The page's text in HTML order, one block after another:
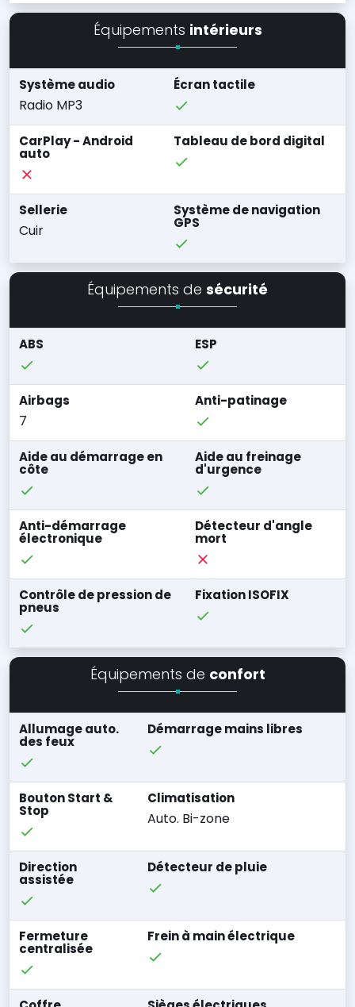
Équipements intérieurs
Système audio
Radio MP3
Écran tactile
CarPlay - Android
auto
Tableau de bord digital
Sellerie
Cuir
Système de navigation
GPS
Équipements de sécurité
ABS ESP
Airbags
7
Anti-patinage
Aide au démarrage en
côte
Aide au freinage
d'urgence
Anti-démarrage
électronique
Détecteur d'angle
mort
Contrôle de pression de
pneus
Fixation ISOFIX
Équipements de confort
Allumage auto.
des feux
Démarrage mains libres
Bouton Start &
Stop
Climatisation
Auto. Bi-zone
Direction
assistée
Détecteur de pluie
Fermeture
centralisée
Frein à main électrique